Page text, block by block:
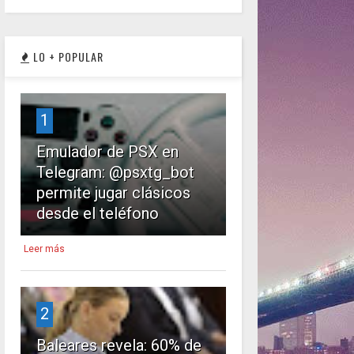
LO + POPULAR
1
Emulador de PSX en
Telegram: @psxtg_bot
permite jugar clásicos
desde el teléfono
Leer más
2
Baleares revela: 60% de